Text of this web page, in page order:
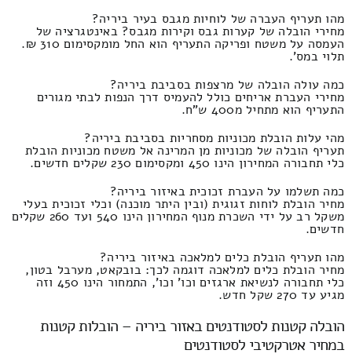
מהו תעריף העברה של לוחיות מגבס בעיר ביריה?
מחירי הובלה של קערות גבס וקירות מגבס? באינטגרציה של
העמסה על משטח ופריקה התעריף הוא החל מומקסימום 310 ₪.
תלוי במס'.
כמה עולה הובלה של מרצפות בסביבת ביריה?
מחירי העברת אריחים כולל להעמיס דרך הנפות לבתי מגורים
התעריף הוא מתחיל מ400 ש"ח.
מהי עלות הובלת מכוניות מסחריות בסביבת ביריה?
תעריף הובלה של מכוניות מן המרינה אל משטח מכוניות הובלת
כלי תחבורה המחירון הינו 450 ומקסימום 230 שקלים חדשים.
כמה תשלמו על העברת זכוכית באיזור ביריה?
מחיר הובלת לוחות זגוגית (ובין היתר מוכנה) וכלי זכוכית בעלי
משקל רב על ידי השכרת מנוף המחירון הינו 540 ועד 260 שקלים
חדשים.
מהו תעריף הובלת כלים למלאכה באיזור ביריה?
מחיר הובלת כלים למלאכה דוגמה לכך: בובקאט, מערבל בטון,
כלי תחבורה לנשיאת ארגזים וכו' וכו', התמחור הינו 450 וזה
מגיע עד 270 שקל חדש.
הובלה קטנות לסטודנטים באזור ביריה – הובלות קטנות
במחיר אטרקטיבי לסטודנטים